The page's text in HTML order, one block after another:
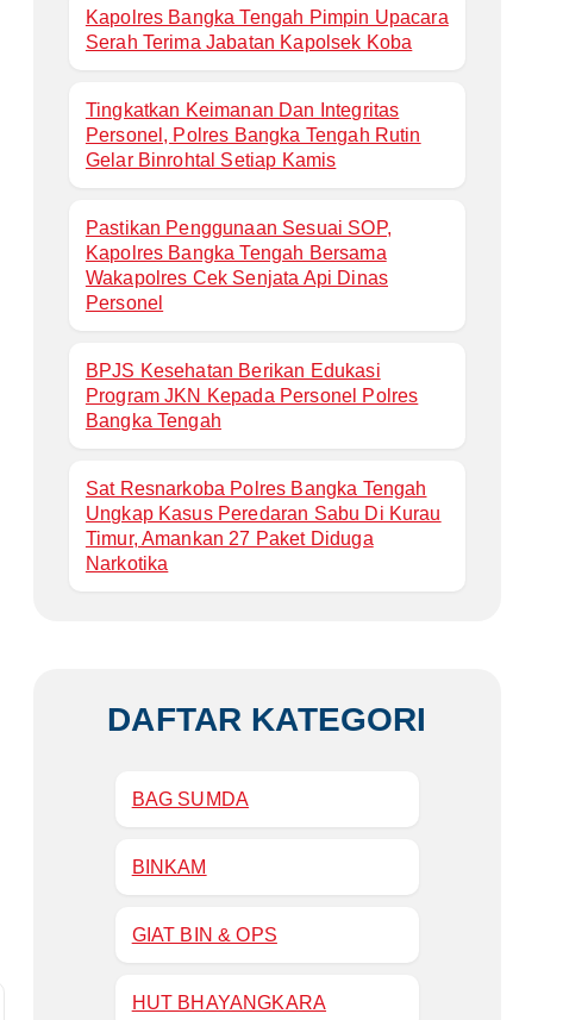
Kapolres Bangka Tengah Pimpin Upacara
Serah Terima Jabatan Kapolsek Koba
Tingkatkan Keimanan Dan Integritas
Personel, Polres Bangka Tengah Rutin
Gelar Binrohtal Setiap Kamis
Pastikan Penggunaan Sesuai SOP,
Kapolres Bangka Tengah Bersama
Wakapolres Cek Senjata Api Dinas
Personel
BPJS Kesehatan Berikan Edukasi
Program JKN Kepada Personel Polres
Bangka Tengah
Sat Resnarkoba Polres Bangka Tengah
Ungkap Kasus Peredaran Sabu Di Kurau
Timur, Amankan 27 Paket Diduga
Narkotika
DAFTAR KATEGORI
BAG SUMDA
BINKAM
GIAT BIN & OPS
HUT BHAYANGKARA